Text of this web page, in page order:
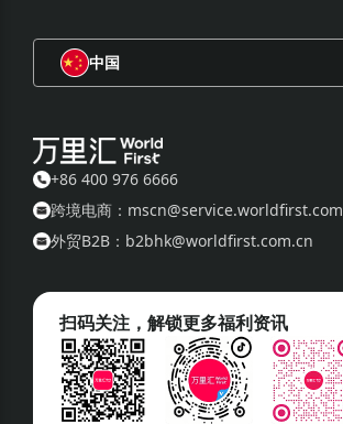
中国
+86 400 976 6666
跨境电商：mscn@service.worldfirst.com
外贸B2B：b2bhk@worldfirst.com.cn
扫码关注，解锁更多福利资讯